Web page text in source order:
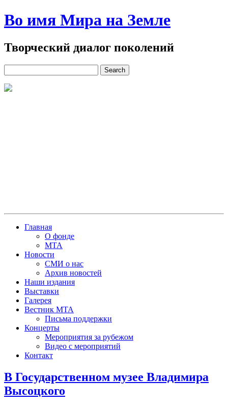
Во имя Мира на Земле
Творческий диалог поколений
Главная
О фонде
МТА
Новости
СМИ о нас
Архив новостей
Наши издания
Выставки
Галерея
Вестник МТА
Письма поддержки
Концерты
Мероприятия за рубежом
Видео с мероприятий
Контакт
В Государственном музее Владимира
Высоцкого